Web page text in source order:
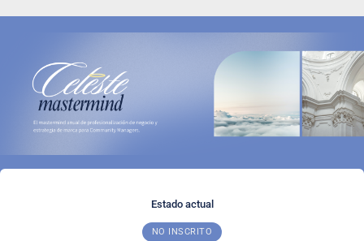
Estado actual
NO INSCRITO